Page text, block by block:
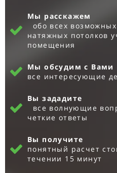
Мы расскажем
обо всех
натяжных потолков
помещения
Мы обсудим с Вами
все интересующие
Вы зададите
все волнующие
четкие ответы
Вы получите
понятный расчет
течении 15 минут